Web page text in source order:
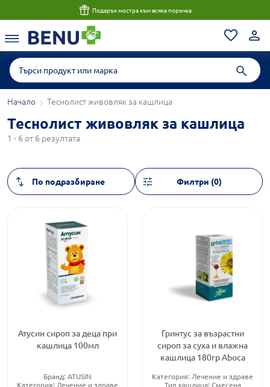
Подарък мостра към всяка поръчка
Начало Теснолист живовляк за кашлица
Теснолист живовляк за кашлица
1 - 6 от 6 резултата
Филтри (0)
Атусин сироп за деца при
кашлица 100мл
Бранд: ATUSIN
Категория: Лечение и здраве
Гринтус за възрастни
сироп за суха и влажна
кашлица 180гр Аboca
Категория: Лечение и здраве
Тип кашлица: Смесена